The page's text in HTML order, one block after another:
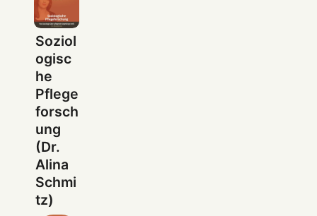
Soziol
ogisc
he
Pflege
forsch
ung
(Dr.
Alina
Schmi
tz)